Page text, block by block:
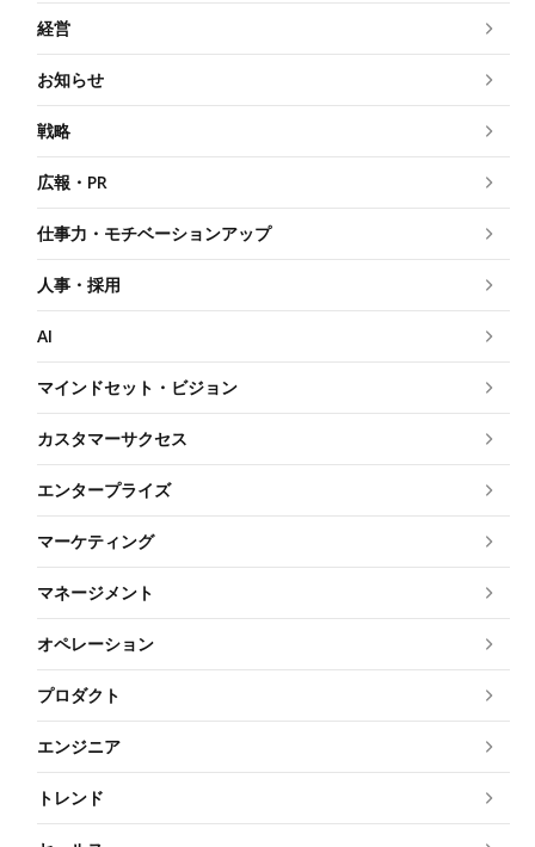
経営
お知らせ
戦略
広報・PR
仕事力・モチベーションアップ
人事・採用
AI
マインドセット・ビジョン
カスタマーサクセス
エンタープライズ
マーケティング
マネージメント
オペレーション
プロダクト
エンジニア
トレンド